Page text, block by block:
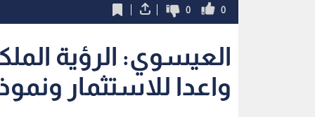
0
0
العيسوي: الرؤية
واعدا للاستثمار